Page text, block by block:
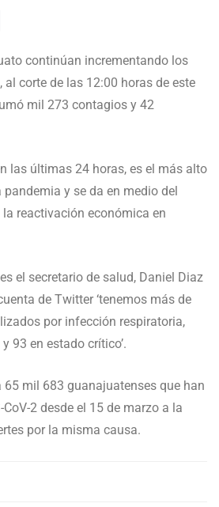
continúan incrementando los
corte de las 12:00 horas de este
mil 273 contagios y 42
las últimas 24 horas, es el más alto
y se da en medio del
reactivación económica en
el secretario de salud, Daniel Diaz
de Twitter ‘tenemos más de
por infección respiratoria,
93 en estado crítico’.
65 mil 683 guanajuatenses que han
2 desde el 15 de marzo a la
por la misma causa.